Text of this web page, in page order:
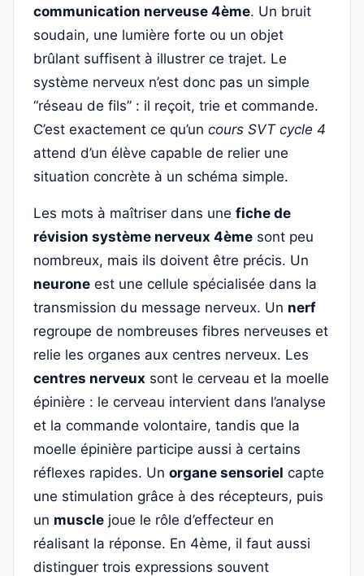
communication nerveuse 4ème. Un bruit
soudain, une lumière forte ou un objet
brûlant suffisent à illustrer ce trajet. Le
système nerveux n’est donc pas un simple
“réseau de fils” : il reçoit, trie et commande.
C’est exactement ce qu’un cours SVT cycle 4
attend d’un élève capable de relier une
situation concrète à un schéma simple.
Les mots à maîtriser dans une fiche de
révision système nerveux 4ème sont peu
nombreux, mais ils doivent être précis. Un
neurone est une cellule spécialisée dans la
transmission du message nerveux. Un nerf
regroupe de nombreuses fibres nerveuses et
relie les organes aux centres nerveux. Les
centres nerveux sont le cerveau et la moelle
épinière : le cerveau intervient dans l’analyse
et la commande volontaire, tandis que la
moelle épinière participe aussi à certains
réflexes rapides. Un organe sensoriel capte
une stimulation grâce à des récepteurs, puis
un muscle joue le rôle d’effecteur en
réalisant la réponse. En 4ème, il faut aussi
distinguer trois expressions souvent